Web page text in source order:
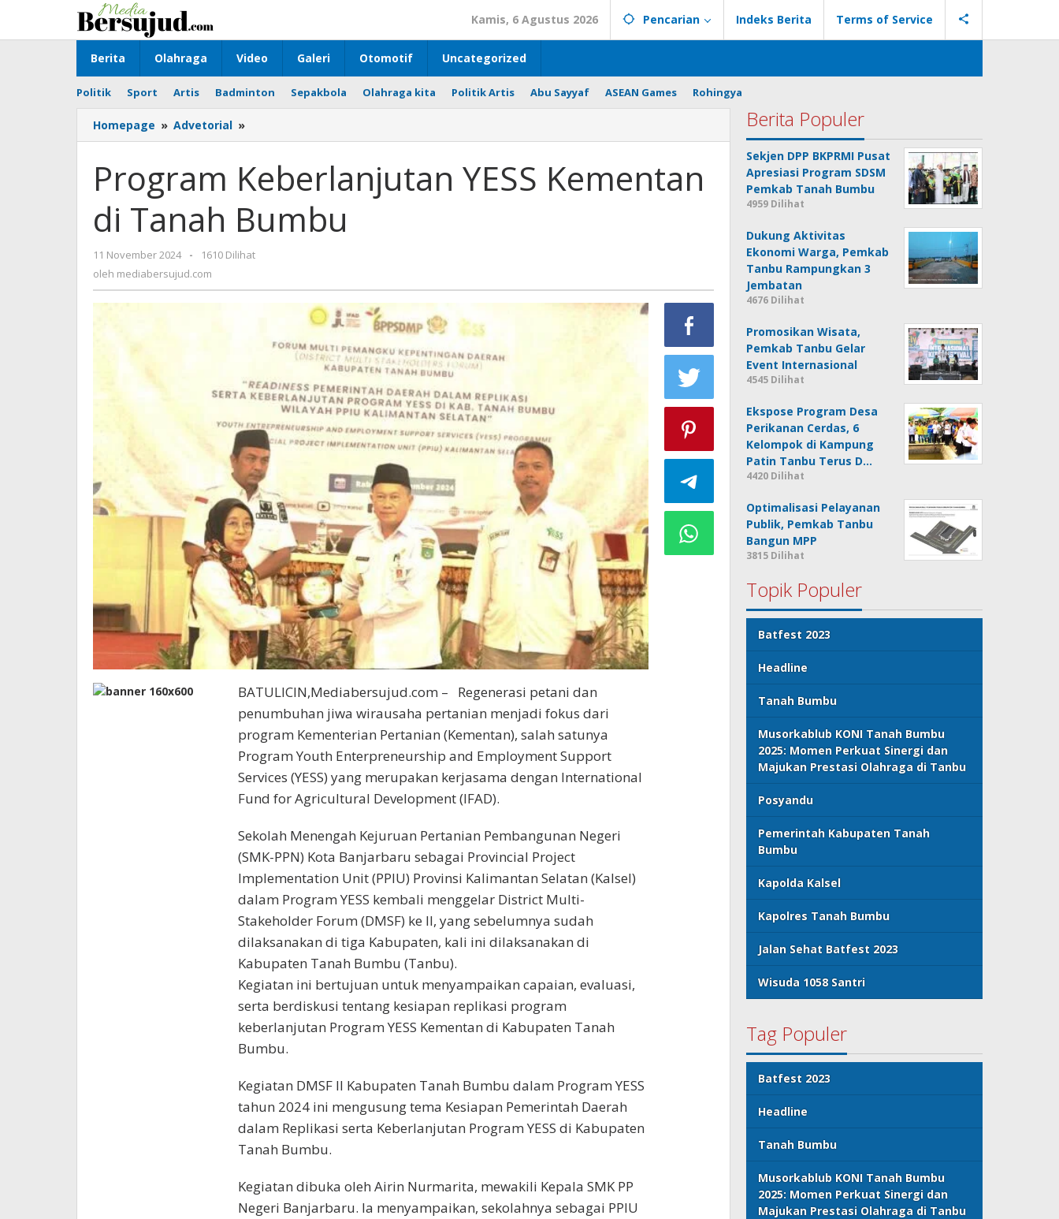
konten
Kamis, 6 Agustus 2026 Pencarian Indeks Berita Terms of Service
Berita Olahraga Video Galeri Otomotif Uncategorized
Politik Sport Artis Badminton Sepakbola Olahraga kita Politik Artis Abu Sayyaf ASEAN Games Rohingya
Homepage » Advetorial »
Keberlanjutan
Kementan
di
Tanah
Bumbu
Program Keberlanjutan YESS Kementan
di Tanah Bumbu
11 November 2024
oleh
mediabersujud.com
-
1610 Dilihat
oleh mediabersujud.com
BATULICIN,Mediabersujud.com – Regenerasi petani dan
penumbuhan jiwa wirausaha pertanian menjadi fokus dari
program Kementerian Pertanian (Kementan), salah satunya
Program Youth Enterpreneurship and Employment Support
Services (YESS) yang merupakan kerjasama dengan International
Fund for Agricultural Development (IFAD).
Sekolah Menengah Kejuruan Pertanian Pembangunan Negeri
(SMK-PPN) Kota Banjarbaru sebagai Provincial Project
Implementation Unit (PPIU) Provinsi Kalimantan Selatan (Kalsel)
dalam Program YESS kembali menggelar District Multi-
Stakeholder Forum (DMSF) ke II, yang sebelumnya sudah
dilaksanakan di tiga Kabupaten, kali ini dilaksanakan di
Kabupaten Tanah Bumbu (Tanbu).
Kegiatan ini bertujuan untuk menyampaikan capaian, evaluasi,
serta berdiskusi tentang kesiapan replikasi program
keberlanjutan Program YESS Kementan di Kabupaten Tanah
Bumbu.
Kegiatan DMSF II Kabupaten Tanah Bumbu dalam Program YESS
tahun 2024 ini mengusung tema Kesiapan Pemerintah Daerah
dalam Replikasi serta Keberlanjutan Program YESS di Kabupaten
Tanah Bumbu.
Kegiatan dibuka oleh Airin Nurmarita, mewakili Kepala SMK PP
Negeri Banjarbaru. Ia menyampaikan, sekolahnya sebagai PPIU
Berita Populer
Sekjen DPP BKPRMI Pusat
Apresiasi Program SDSM
Pemkab Tanah Bumbu
4959 Dilihat
Dukung Aktivitas
Ekonomi Warga, Pemkab
Tanbu Rampungkan 3
Jembatan
4676 Dilihat
Promosikan Wisata,
Pemkab Tanbu Gelar
Event Internasional
4545 Dilihat
Ekspose Program Desa
Perikanan Cerdas, 6
Kelompok di Kampung
Patin Tanbu Terus D…
4420 Dilihat
Optimalisasi Pelayanan
Publik, Pemkab Tanbu
Bangun MPP
3815 Dilihat
Topik Populer
Batfest 2023
Headline
Tanah Bumbu
Musorkablub KONI Tanah Bumbu
2025: Momen Perkuat Sinergi dan
Majukan Prestasi Olahraga di Tanbu
Posyandu
Pemerintah Kabupaten Tanah
Bumbu
Kapolda Kalsel
Kapolres Tanah Bumbu
Jalan Sehat Batfest 2023
Wisuda 1058 Santri
Tag Populer
Batfest 2023
Headline
Tanah Bumbu
Musorkablub KONI Tanah Bumbu
2025: Momen Perkuat Sinergi dan
Majukan Prestasi Olahraga di Tanbu